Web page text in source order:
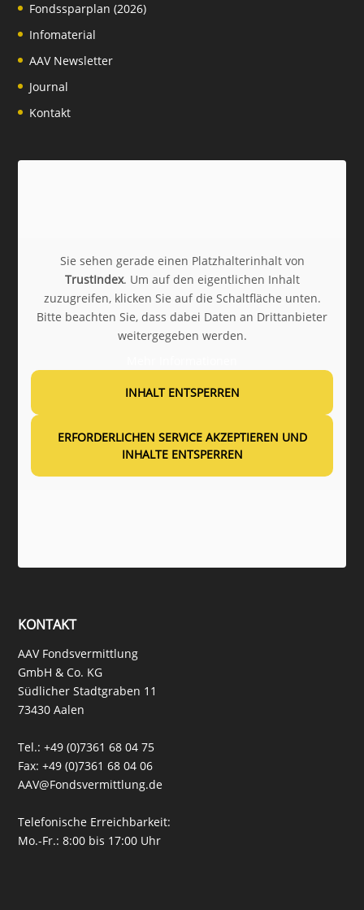
Fondssparplan (2026)
Infomaterial
AAV Newsletter
Journal
Kontakt
Sie sehen gerade einen Platzhalterinhalt von
TrustIndex. Um auf den eigentlichen Inhalt
zuzugreifen, klicken Sie auf die Schaltfläche unten.
Bitte beachten Sie, dass dabei Daten an Drittanbieter
weitergegeben werden.
INHALT ENTSPERREN
ERFORDERLICHEN SERVICE AKZEPTIEREN UND
INHALTE ENTSPERREN
KONTAKT
AAV Fondsvermittlung
GmbH & Co. KG
Südlicher Stadtgraben 11
73430 Aalen
Tel.:+49 (0)7361 68 04 75
Fax: +49 (0)7361 68 04 06
AAV@Fondsvermittlung.de
Telefonische Erreichbarkeit:
Mo.-Fr.: 8:00 bis 17:00 Uhr